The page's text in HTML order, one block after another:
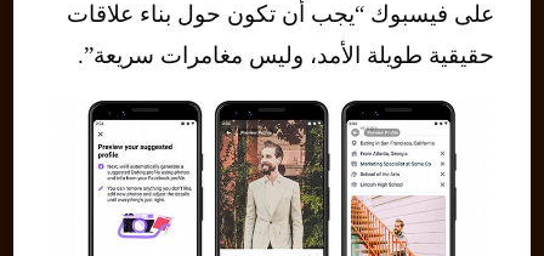
على فيسبوك “يجب أن تكون حول بناء علاقات
حقيقية طويلة الأمد، وليس مغامرات سريعة”.